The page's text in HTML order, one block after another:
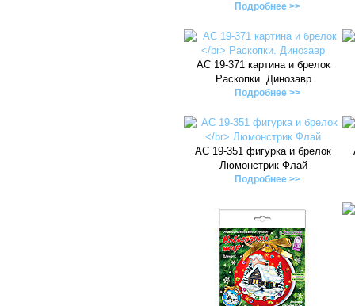
Подробнее >>
АС 19-371 картина и брелок
Раскопки. Динозавр
Подробнее >>
АС 19-351 фигурка и брелок
Люмонстрик Флай
Подробнее >>